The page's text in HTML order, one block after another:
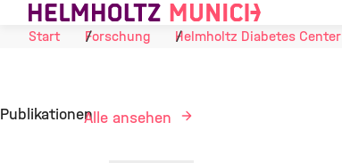
Skip to Content
Start
Forschung Helmholtz Diabetes Center
PublikationenAlle ansehen